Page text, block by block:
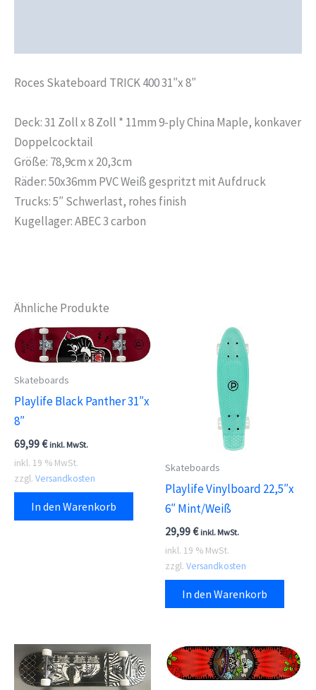
Roces Skateboard TRICK 400 31″x 8″
Deck: 31 Zoll x 8 Zoll * 11mm 9-ply China Maple, konkaver
Doppelcocktail
Größe: 78,9cm x 20,3cm
Räder: 50x36mm PVC Weiß gespritzt mit Aufdruck
Trucks: 5″ Schwerlast, rohes finish
Kugellager: ABEC 3 carbon
Ähnliche Produkte
Skateboards
Playlife Black Panther 31″x
8″
69,99€ inkl. MwSt.
inkl. 19 % MwSt.
zzgl. Versandkosten
In den Warenkorb
Skateboards
Playlife Vinylboard 22,5″x
6″ Mint/Weiß
29,99€ inkl. MwSt.
inkl. 19 % MwSt.
zzgl. Versandkosten
In den Warenkorb